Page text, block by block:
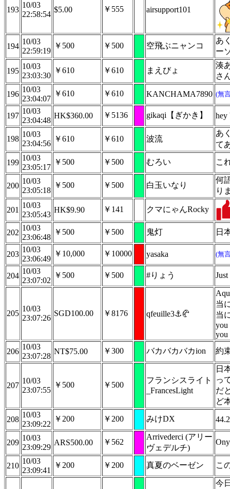
193
10/03
22:58:54
$5.00 ￥555 airsupport101
194
10/03
22:59:19
￥500 ￥500 空飛ぶニャンコ
あ
ー
195
10/03
23:03:30
￥610 ￥610 まえびょ
湊
さ
196
10/03
23:04:07
￥610 ￥610 KANCHAMA7890 (無
197
10/03
23:04:48
HK$360.00 ￥5136 gikaqi【ぎかき】 hey
198
10/03
23:04:56
￥610 ￥610 波流
あ
て
199
10/03
23:05:17
￥500 ￥500 むろい こ
200
10/03
23:05:18
￥500 ￥500 白玉いなり
何
り
201
10/03
23:05:43
HK$9.90 ￥141 クマにゃんRocky
202
10/03
23:06:48
￥500 ￥500 鬼灯 日
203
10/03
23:06:49
￥10,000 ￥10000 yasaka (無
204
10/03
23:07:02
￥500 ￥500 #りょう
205
10/03
23:07:26
SGD100.00 ￥8176 qfeuille3⚓🥐
当
当
you
you
206
10/03
23:07:28
NT$75.00 ￥300 バカバカバカion 約
207
10/03
23:07:55
￥500 ￥500
フランシスライト
_FrancesLight
日
っ
だ
ど
208
10/03
23:09:22
￥200 ￥200 みけDX 44.2
209
10/03
23:09:29
ARS500.00 ￥562
Arrivederci (アリー
ヴェデルチ)
210
10/03
23:09:41
￥200 ￥200 真夏のベーゼン こ
今